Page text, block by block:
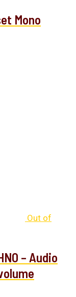
Mono
Out of
– Audio